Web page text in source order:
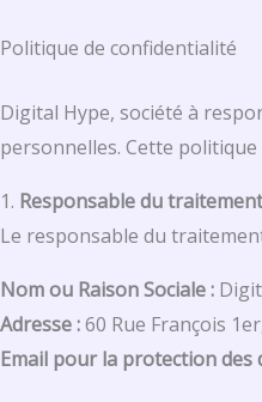
au
Politique de confidentialité
Digital Hype, société à
personnelles. Cette
1. Responsable du
Le responsable du
Nom ou Raison Sociale :
Adresse :60 Rue François
Email pour la protection des